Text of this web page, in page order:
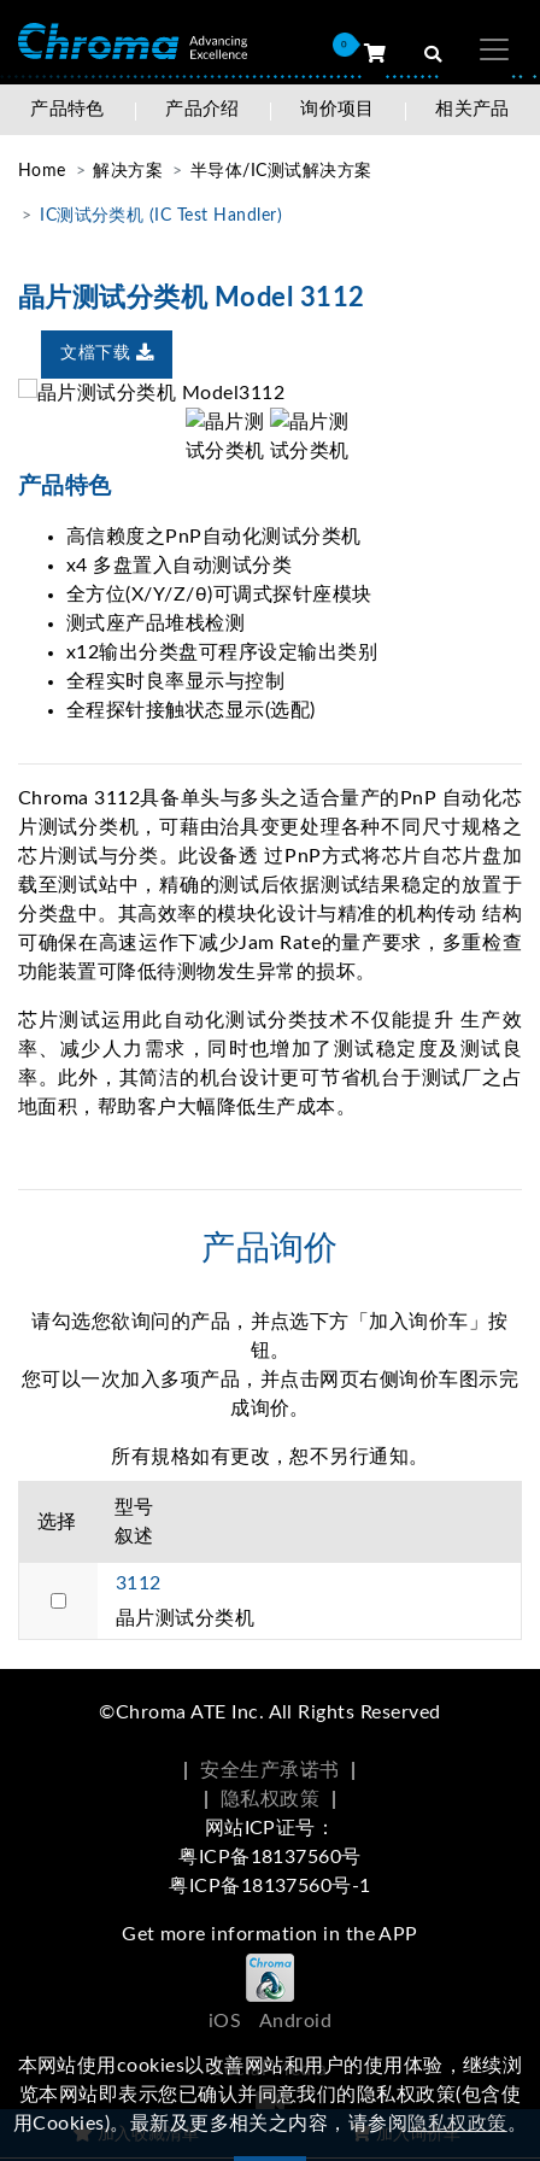
0
产品特色 产品介绍 询价项目 相关产品
Home 解决方案 半导体/IC测试解决方案
IC测试分类机 (IC Test Handler)
晶片测试分类机 Model 3112
文檔下载
产品特色
高信赖度之PnP自动化测试分类机
x4 多盘置入自动测试分类
全方位(X/Y/Z/θ)可调式探针座模块
测式座产品堆栈检测
x12输出分类盘可程序设定输出类别
全程实时良率显示与控制
全程探针接触状态显示(选配)
Chroma 3112具备单头与多头之适合量产的PnP 自动化芯
片测试分类机，可藉由治具变更处理各种不同尺寸规格之
芯片测试与分类。此设备透 过PnP方式将芯片自芯片盘加
载至测试站中，精确的测试后依据测试结果稳定的放置于
分类盘中。其高效率的模块化设计与精准的机构传动 结构
可确保在高速运作下减少Jam Rate的量产要求，多重检查
功能装置可降低待测物发生异常的损坏。
芯片测试运用此自动化测试分类技术不仅能提升 生产效
率、减少人力需求，同时也增加了测试稳定度及测试良
率。此外，其简洁的机台设计更可节省机台于测试厂之占
地面积，帮助客户大幅降低生产成本。
产品询价
请勾选您欲询问的产品，并点选下方「加入询价车」按
钮。
您可以一次加入多项产品，并点击网页右侧询价车图示完
成询价。
所有規格如有更改，恕不另行通知。
选择
型号
叙述
3112
晶片测试分类机
加入收藏清单 加入询价车
©Chroma ATE Inc. All Rights Reserved
安全生产承诺书
隐私权政策
网站ICP证号：
粤ICP备18137560号
粤ICP备18137560号-1
Get more information in the APP
iOS Android
Social Media
浏览本站有任何问题， 欢迎留下您的建议
本网站使用cookies以改善网站和用户的使用体验，继续浏
览本网站即表示您已确认并同意我们的隐私权政策(包含使
用Cookies)。最新及更多相关之内容，请参阅 隐私权政策 。